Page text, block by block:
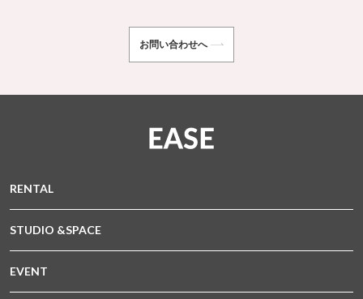
お問い合わせへ
RENTAL
STUDIO &SPACE
EVENT